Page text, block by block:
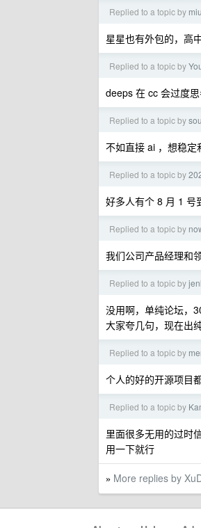
Replied to a topic by
星星也有外包的，高
Replied to a topic by
deeps 在 cc 会过度
Replied to a topic by
不如直接 ai ，想稳
Replied to a topic by
好多人有个 8 月 1 号
Replied to a topic by
我们公司产品经理和
Replied to a topic by
没用啊，单纯论坛，
大家夸几句，现在出
Replied to a topic by
个人的好的开源项目
Replied to a topic by
里面很多无用的过时
用一下就行
» More replies by